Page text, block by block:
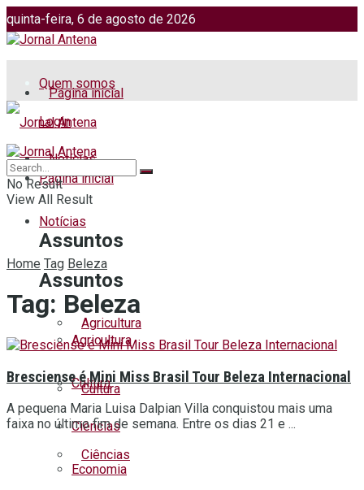
quinta-feira, 6 de agosto de 2026
Jornalismo: (51) 98599 2486
Quem somos
Login
Página inicial
Notícias
Assuntos
Agricultura
Cultura
Ciências
Página inicial
Notícias
Assuntos
Agricultura
Cultura
Ciências
Economia
No Result
View All Result
Home Tag Beleza
Tag: Beleza
Bresciense é Mini Miss Brasil Tour Beleza Internacional
A pequena Maria Luisa Dalpian Villa conquistou mais uma
faixa no último fim de semana. Entre os dias 21 e ...